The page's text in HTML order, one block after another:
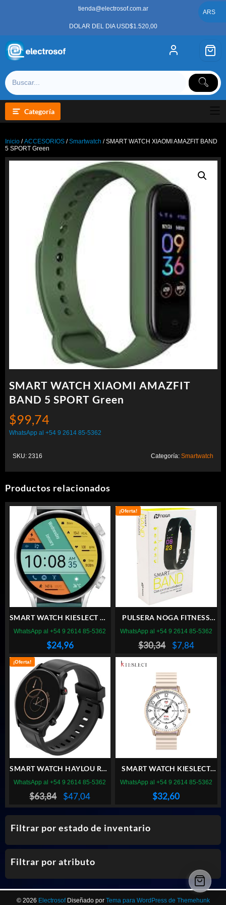
tienda@electrosof.com.ar
DOLAR DEL DIA USD$1.520,00
Categoría
Filtrar por estado de inventario
Filtrar por atributo
Inicio /ACCESORIOS /Smartwatch / SMART WATCH XIAOMI AMAZFIT BAND
5 SPORT Green
SMART WATCH XIAOMI AMAZFIT
BAND 5 SPORT Green
$99,74
WhatsApp al +54 9 2614 85-5362
SKU: 2316 Categoría: Smartwatch
Productos relacionados
SMART WATCH KIESLECT KR
PRO GRIS
$24,96
WhatsApp al +54 9 2614 85-5362
¡Oferta!
PULSERA NOGA FITNESS
Bluetooth
$30,34
El
precio
era:
$30,34.
$7,84El
precio
WhatsApp al +54 9 2614 85-5362
¡Oferta!
SMART WATCH HAYLOU RS3
LS04 BLACK
$63,84
El
precio
original
era:
$47,04El
precio
actual
es:
WhatsApp al +54 9 2614 85-5362
SMART WATCH KIESLECT
LADY LORA DORADO
$32,60
WhatsApp al +54 9 2614 85-5362
© 2026 Electrosof Diseñado por Tema para WordPress de Themehunk
ARS